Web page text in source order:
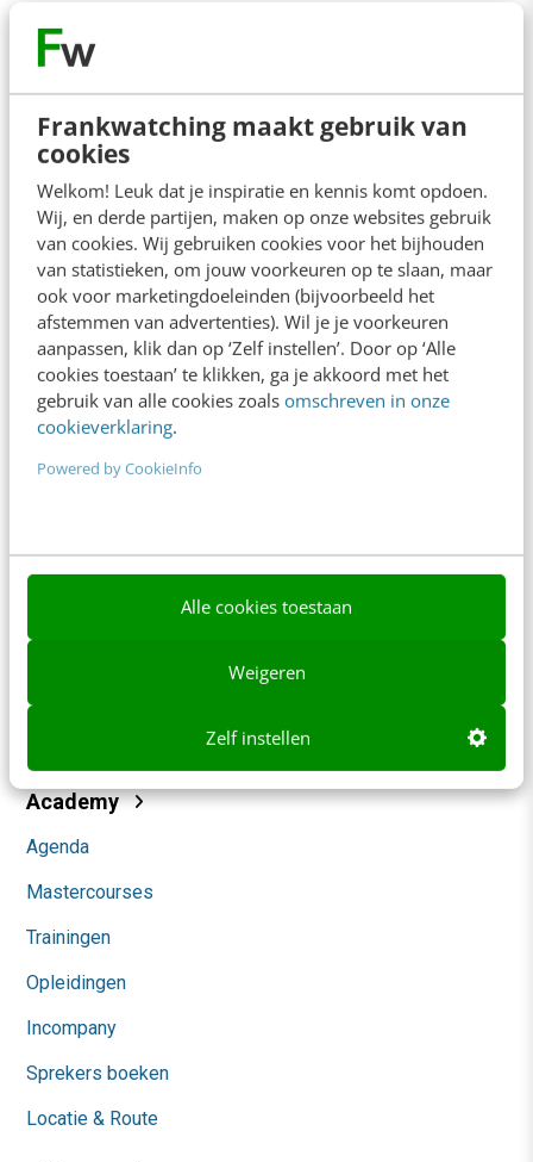
Frankwatching maakt gebruik van
cookies
Welkom! Leuk dat je inspiratie en kennis komt opdoen.
Wij, en derde partijen, maken op onze websites gebruik
van cookies. Wij gebruiken cookies voor het bijhouden
van statistieken, om jouw voorkeuren op te slaan, maar
ook voor marketingdoeleinden (bijvoorbeeld het
afstemmen van advertenties). Wil je je voorkeuren
aanpassen, klik dan op ‘Zelf instellen’. Door op ‘Alle
cookies toestaan’ te klikken, ga je akkoord met het
gebruik van alle cookies zoals omschreven in onze
cookieverklaring.
Powered by CookieInfo
Alle cookies toestaan
Weigeren
Zelf instellen
Frankwatching
Adverteren
Contact
Nieuwsbrieven
Over ons
Ons team
Werken bij
Whitepapers
Blog
AI & Tech
Klantcontact & CX
Social
Themanieuwsbrieven
Academy
Agenda
Mastercourses
Trainingen
Opleidingen
Incompany
Sprekers boeken
Locatie & Route